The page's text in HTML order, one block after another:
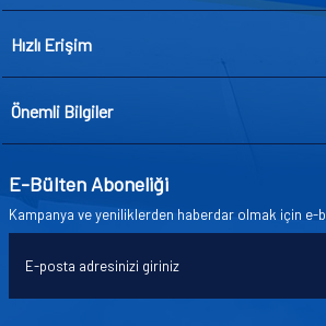
Hızlı Erişim
Önemli Bilgiler
E-Bülten Aboneliği
Kampanya ve yeniliklerden haberdar olmak için e-